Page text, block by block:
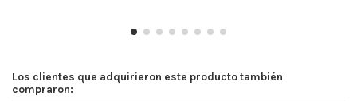
Los clientes que adquirieron este producto también
compraron: